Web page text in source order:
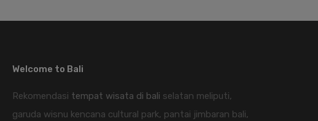
Welcome to Bali
Rekomendasi tempat wisata di bali selatan meliputi,
garuda wisnu kencana cultural park, pantai jimbaran bali,